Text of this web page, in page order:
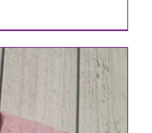
/ DETAILS